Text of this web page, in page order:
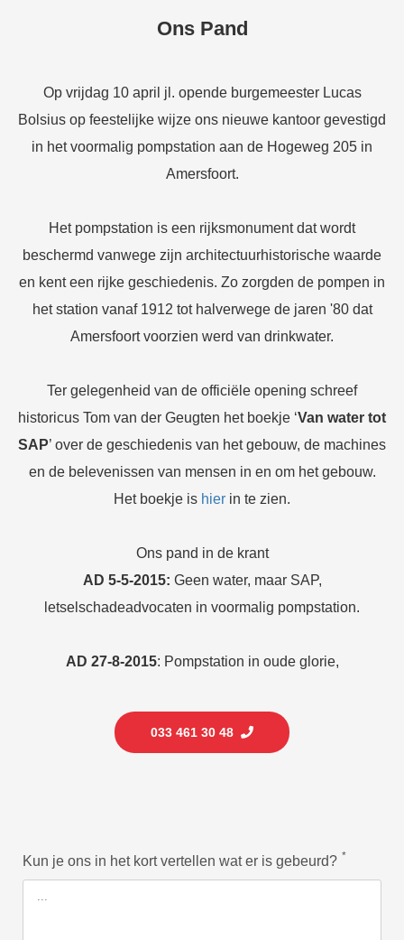
Ons Pand
Op vrijdag 10 april jl. opende burgemeester Lucas
Bolsius op feestelijke wijze ons nieuwe kantoor gevestigd
in het voormalig pompstation aan de Hogeweg 205 in
Amersfoort.
Het pompstation is een rijksmonument dat wordt
beschermd vanwege zijn architectuurhistorische waarde
en kent een rijke geschiedenis. Zo zorgden de pompen in
het station vanaf 1912 tot halverwege de jaren '80 dat
Amersfoort voorzien werd van drinkwater.
Ter gelegenheid van de officiële opening schreef
historicus Tom van der Geugten het boekje ‘Van water tot
SAP’ over de geschiedenis van het gebouw, de machines
en de belevenissen van mensen in en om het gebouw.
Het boekje is hier in te zien.
Ons pand in de krant
AD 5-5-2015: Geen water, maar SAP,
letselschadeadvocaten in voormalig pompstation.
AD 27-8-2015: Pompstation in oude glorie,
033 461 30 48
Kun je ons in het kort vertellen wat er is gebeurd? *